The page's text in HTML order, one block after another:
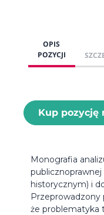
OPIS
POZYCJI
Kup pozycję
Monografia
historycznym) i
Przeprowadzony
że problematyka